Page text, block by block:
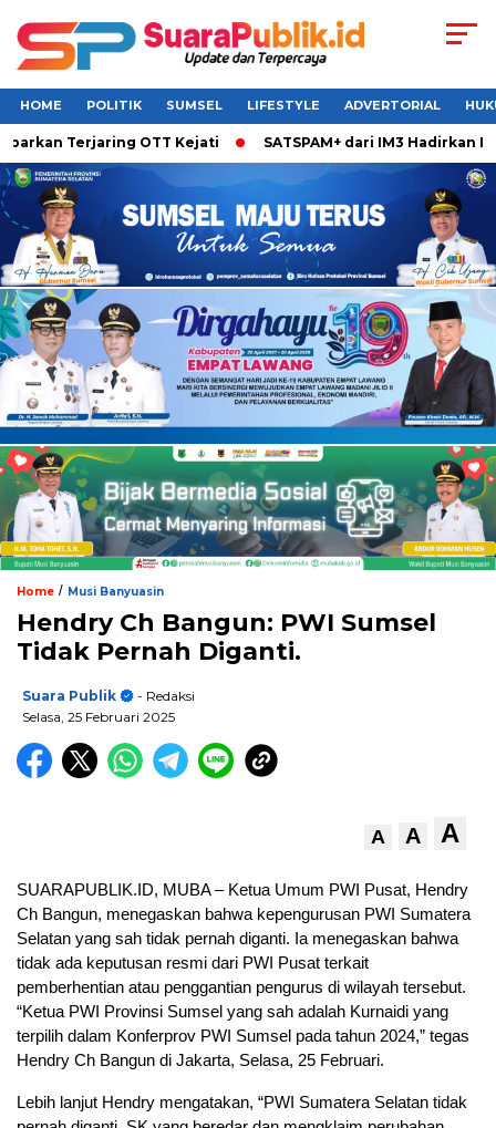
HOME POLITIK SUMSEL LIFESTYLE ADVERTORIAL
Terjaring OTT Kejati SATSPAM+ dari IM3 Hadirkan
Home / Musi Banyuasin
Hendry Ch Bangun: PWI Sumsel
Tidak Pernah Diganti.
Suara Publik
- Redaksi
Selasa, 25 Februari 2025
A A A
SUARAPUBLIK.ID, MUBA – Ketua Umum PWI Pusat, Hendry
Ch Bangun, menegaskan bahwa kepengurusan PWI Sumatera
Selatan yang sah tidak pernah diganti. Ia menegaskan bahwa
tidak ada keputusan resmi dari PWI Pusat terkait
pemberhentian atau penggantian pengurus di wilayah tersebut.
“Ketua PWI Provinsi Sumsel yang sah adalah Kurnaidi yang
terpilih dalam Konferprov PWI Sumsel pada tahun 2024,” tegas
Hendry Ch Bangun di Jakarta, Selasa, 25 Februari.
Lebih lanjut Hendry mengatakan, “PWI Sumatera Selatan tidak